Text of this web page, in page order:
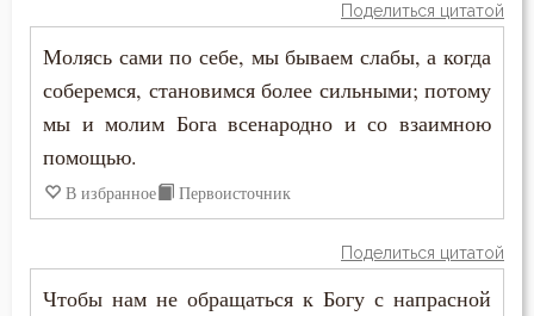
Намерение
Наслаждение
Наставление
Ненависть
Поделиться цитатой
Молясь сами по себе, мы бываем слабы, а когда
соберемся, становимся более сильными; потому
мы и молим Бога всенародно и со взаимною
помощью.
В избранное Первоисточник
Поделиться цитатой
Чтобы нам не обращаться к Богу с напрасной